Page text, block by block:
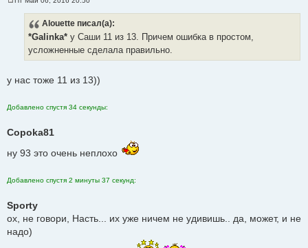
Alouette писал(а):
*Galinka* у Саши 11 из 13. Причем ошибка в простом,
усложненные сделала правильно.
у нас тоже 11 из 13))
Добавлено спустя 34 секунды:
Copoka81
ну 93 это очень неплохо
Добавлено спустя 2 минуты 37 секунд:
Sporty
ох, не говори, Насть... их уже ничем не удивишь.. да, может, и не
надо)